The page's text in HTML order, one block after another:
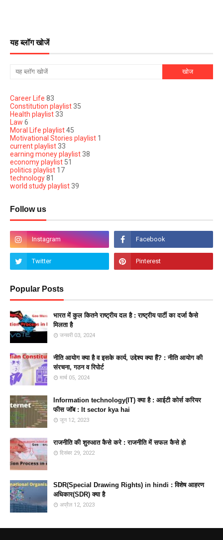
यह ब्लॉग खोजें
Career Life 83
Constitution playlist 35
Health playlist 33
Law 6
Moral Life playlist45
Motivational Stories playlist 1
current playlist 33
earning money playlist 38
economy playlist 51
politics playlist 17
technology81
world study playlist 39
Follow us
Popular Posts
भारत में कुल कितने राष्ट्रीय दल है : राष्ट्रीय पार्टी का दर्जा कैसे
मिलता है
जनवरी 03, 2024
नीति आयोग क्या है व इसके कार्य, उद्देश्य क्या हैं? : नीति आयोग की
संरचना, गठन व रिपोर्ट
मार्च 05, 2024
Information technology(IT) क्या है : आईटी कोर्स करियर
फीस जॉब : It sector kya hai
जून 12, 2023
राजनीति की शुरुआत कैसे करे : राजनीति में सफल कैसे हो
दिसंबर 29, 2022
SDR(Special Drawing Rights) in hindi : विशेष आहरण
अधिकार(SDR) क्या है
अप्रैल 12, 2023